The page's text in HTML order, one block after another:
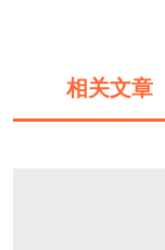
相关文章